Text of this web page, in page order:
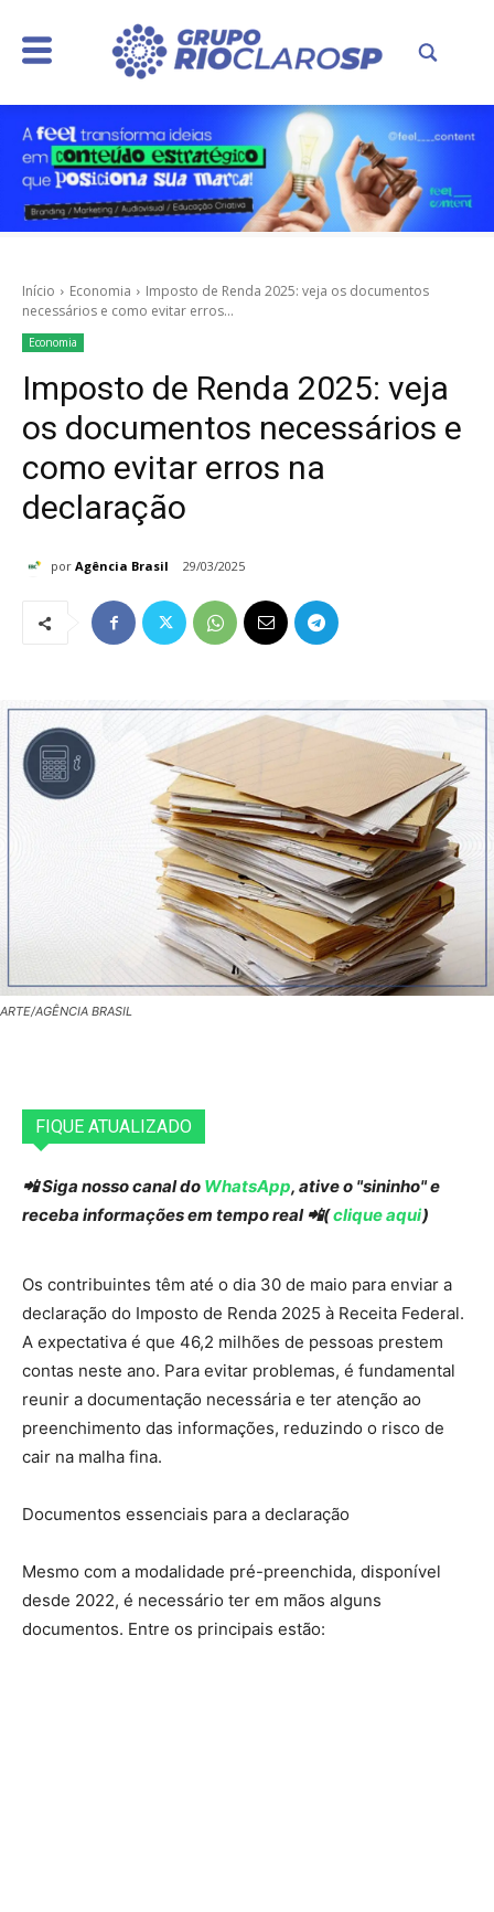
Início Economia
Imposto de Renda 2025: veja os documentos
necessários e como evitar erros...
Economia
Imposto de Renda 2025: veja
os documentos necessários e
como evitar erros na
declaração
por Agência Brasil 29/03/2025
ARTE/AGÊNCIA BRASIL
FIQUE ATUALIZADO
📲 Siga nosso canal do WhatsApp, ative o "sininho" e
receba informações em tempo real 📲(clique aqui)
Os contribuintes têm até o dia 30 de maio para enviar a
declaração do Imposto de Renda 2025 à Receita Federal.
A expectativa é que 46,2 milhões de pessoas prestem
contas neste ano. Para evitar problemas, é fundamental
reunir a documentação necessária e ter atenção ao
preenchimento das informações, reduzindo o risco de
cair na malha fina.
Documentos essenciais para a declaração
Mesmo com a modalidade pré-preenchida, disponível
desde 2022, é necessário ter em mãos alguns
documentos. Entre os principais estão: